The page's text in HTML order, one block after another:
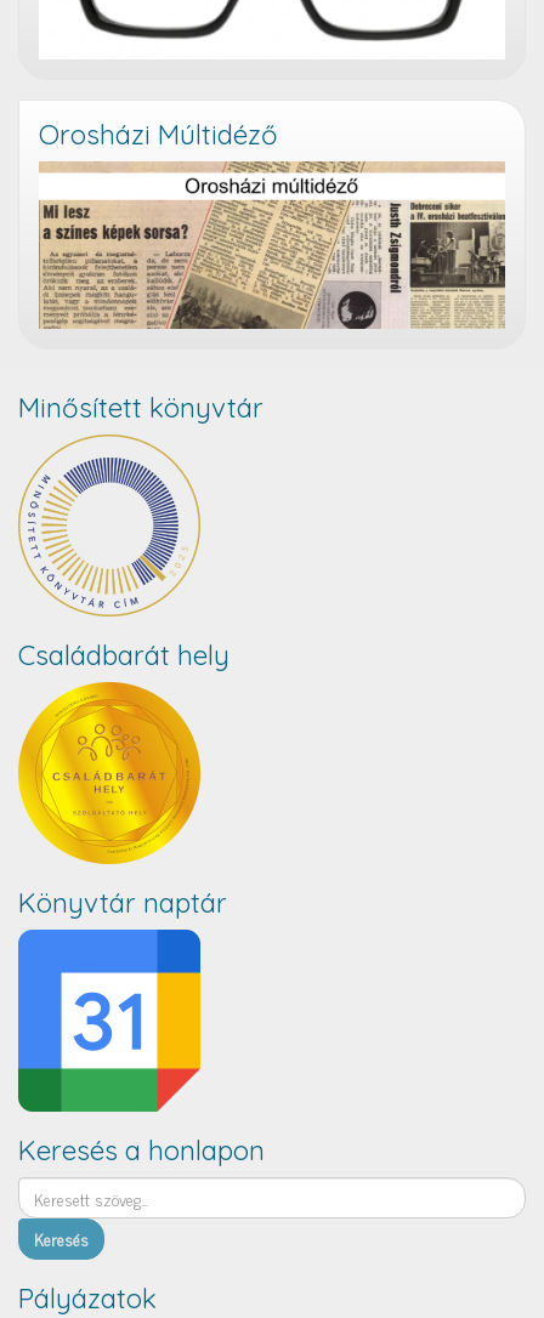
Orosházi Múltidéző
Minősített könyvtár
Családbarát hely
Könyvtár naptár
Keresés a honlapon
Keresés
Pályázatok